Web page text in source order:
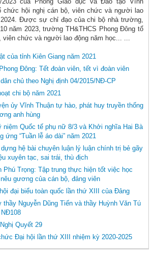
chức hội nghị cán bộ, viên chức và người lao
2024. Được sự chỉ đạo của chi bộ nhà trường,
năm 2023, trường TH&THCS Phong Đông tổ
viên chức và người lao động năm học... ...
của tỉnh Kiên Giang năm 2021
Đông: Tết đoàn viên, tết vì đoàn viên
chủ theo Nghị định 04/2015/NĐ-CP
chi bộ năm 2021
ủy Vĩnh Thuận tự hào, phát huy truyền thống
anh hùng
niệm Quốc tế phụ nữ 8/3 và Khởi nghĩa Hai Bà
“Tuần lễ áo dài” năm 2021
hệ bài chuyên luận lý luận chính trị bẻ gãy
xuyên tạc, sai trái, thù địch
Phú Trọng: Tập trung thực hiện tốt việc học
gương của cán bộ, đảng viên
đại biểu toàn quốc lần thứ XIII của Đảng
thầy Nguyễn Dũng Tiến và thầy Huỳnh Văn Tú
Quyết 29
Đại hội lần thứ XIII nhiệm kỳ 2020-2025